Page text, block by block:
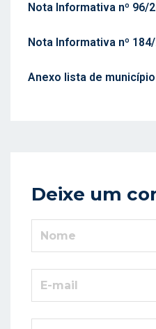
Nota Informativa nº 96/
Nota Informativa nº
Anexo lista de
Deixe um